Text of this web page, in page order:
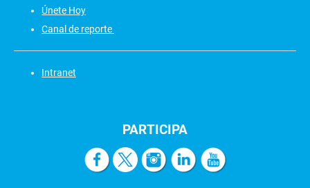
Únete Hoy
Canal de reporte
Intranet
PARTICIPA